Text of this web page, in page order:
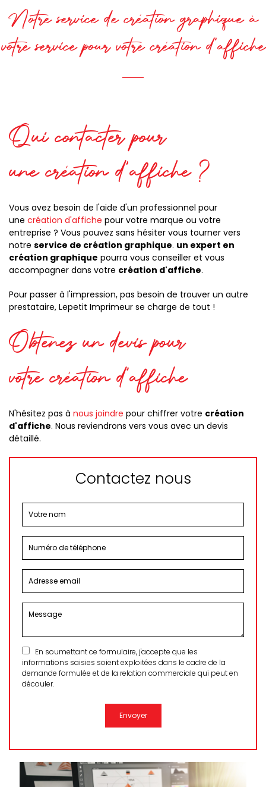
Notre service de création graphique à
votre service pour votre création d'affiche
Qui contacter pour
une création d'affiche ?
Vous avez besoin de l'aide d'un professionnel pour
une création d'affiche pour votre marque ou votre
entreprise ? Vous pouvez sans hésiter vous tourner vers
notre service de création graphique. un expert en
création graphique pourra vous conseiller et vous
accompagner dans votre création d'affiche.
Pour passer à l'impression, pas besoin de trouver un autre
prestataire, Lepetit Imprimeur se charge de tout !
Obtenez un devis pour
votre création d'affiche
N'hésitez pas à nous joindre pour chiffrer votre création
d'affiche. Nous reviendrons vers vous avec un devis
détaillé.
Contactez nous
En soumettant ce formulaire, j'accepte que les
informations saisies soient exploitées dans le cadre de la
demande formulée et de la relation commerciale qui peut en
découler.